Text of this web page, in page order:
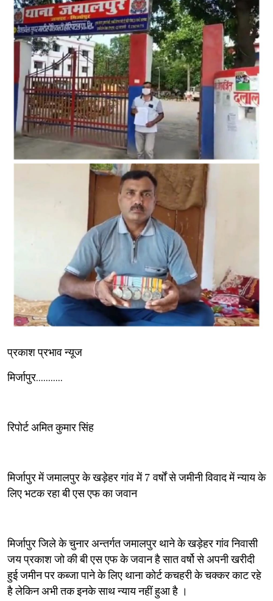
प्रकाश प्रभाव न्यूज
मिर्जापुर...........
रिपोर्ट अमित कुमार सिंह
मिर्जापुर में जमालपुर के खड़ेहर गांव में 7 वर्षों से जमीनी विवाद में न्याय के
लिए भटक रहा बी एस एफ का जवान
मिर्जापुर जिले के चुनार अन्तर्गत जमालपुर थाने के खड़ेहर गांव निवासी
जय प्रकाश जो की बी एस एफ के जवान है सात वर्षो से अपनी खरीदी
हुई जमीन पर कब्जा पाने के लिए थाना कोर्ट कचहरी के चक्कर काट रहे
है लेकिन अभी तक इनके साथ न्याय नहीं हुआ है ।